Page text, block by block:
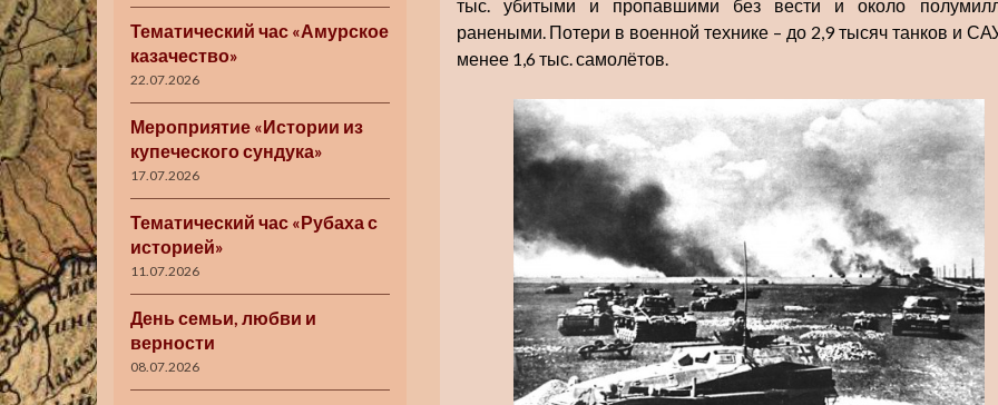
тыс. убитыми и пропавшими без вести и около
ранеными. Потери в военной технике – до 2,9 тысяч танков и
менее 1,6 тыс. самолётов.
Тематический час «Амурское
казачество»
22.07.2026
Мероприятие «Истории из
купеческого сундука»
17.07.2026
Тематический час «Рубаха с
историей»
11.07.2026
День семьи, любви и
верности
08.07.2026